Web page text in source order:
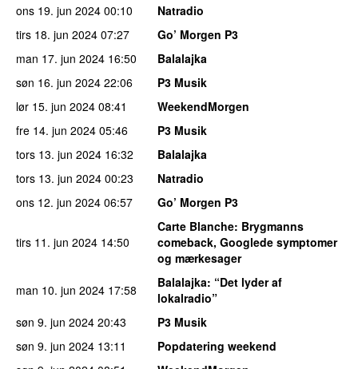
ons 19. jun 2024 00:10
Natradio
tirs 18. jun 2024 07:27
Go’ Morgen P3
man 17. jun 2024 16:50
Balalajka
søn 16. jun 2024 22:06
P3 Musik
lør 15. jun 2024 08:41
WeekendMorgen
fre 14. jun 2024 05:46
P3 Musik
tors 13. jun 2024 16:32
Balalajka
tors 13. jun 2024 00:23
Natradio
ons 12. jun 2024 06:57 Go’ Morgen P3
tirs 11. jun 2024 14:50
Carte Blanche: Brygmanns
comeback, Googlede symptomer
og mærkesager
man 10. jun 2024 17:58 Balalajka: “Det lyder af
lokalradio”
søn 9. jun 2024 20:43
P3 Musik
søn 9. jun 2024 13:11
Popdatering weekend